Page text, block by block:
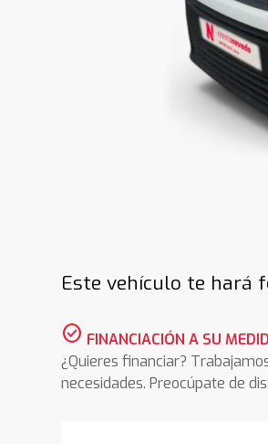
Este vehículo te hará
check_circle FINANCIACIÓN A SU
¿Quieres financiar?
necesidades. Preocúpate de